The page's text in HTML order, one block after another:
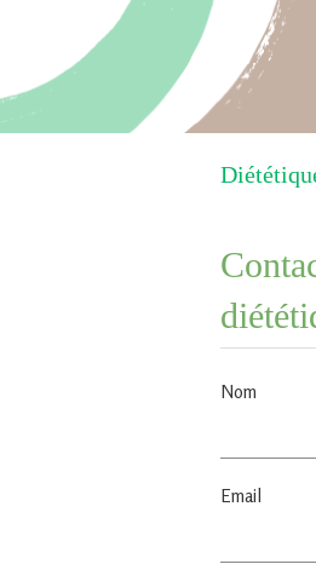
Nom
Email